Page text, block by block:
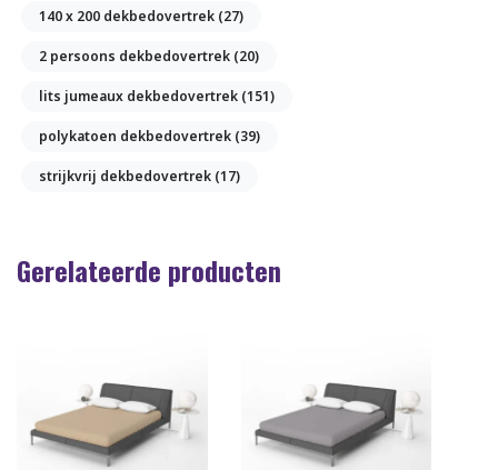
140 x 200 dekbedovertrek (27)
2 persoons dekbedovertrek (20)
lits jumeaux dekbedovertrek (151)
polykatoen dekbedovertrek (39)
strijkvrij dekbedovertrek (17)
Gerelateerde producten